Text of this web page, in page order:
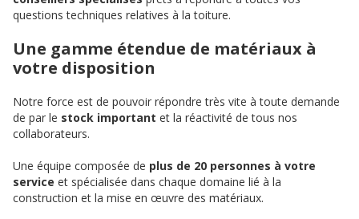
questions techniques relatives à la toiture.
Une gamme étendue de matériaux à
votre disposition
Notre force est de pouvoir répondre très vite à toute demande
de par le stock important et la réactivité de tous nos
collaborateurs.
Une équipe composée de plus de 20 personnes à votre
service et spécialisée dans chaque domaine lié à la
construction et la mise en œuvre des matériaux.